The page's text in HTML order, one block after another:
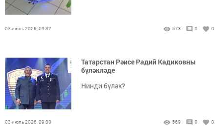
03 июль 2026, 09:32 573 0 0
Татарстан Рәисе Радий Кадиковны
бүләкләде
Нинди бүләк?
03 июль 2026, 09:30 569 0 0